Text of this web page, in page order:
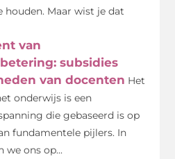
houden. Maar wist je dat
van
subsidies
van docenten Het
onderwijs is een
die gebaseerd is op
fundamentele pijlers. In
we ons op...